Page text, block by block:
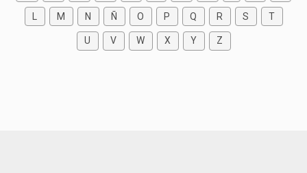
M N Ñ O P Q R S T
U V W X Y Z